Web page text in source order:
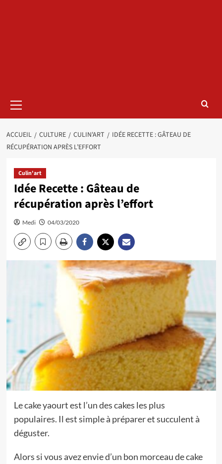
principal
ACCUEIL CULTURE CULIN'ART
IDÉE RECETTE : GÂTEAU DE
RÉCUPÉRATION APRÈS L’EFFORT
Culin'art
Idée Recette : Gâteau de
récupération après l’effort
Medi 04/03/2020
Le cake yaourt est l’un des cakes les plus
populaires. Il est simple à préparer et succulent à
déguster.
Alors si vous avez envie d’un bon morceau de cake